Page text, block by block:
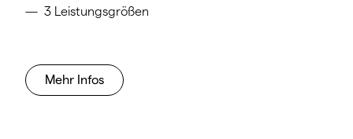
3 Leistungsgrößen
Mehr Infos